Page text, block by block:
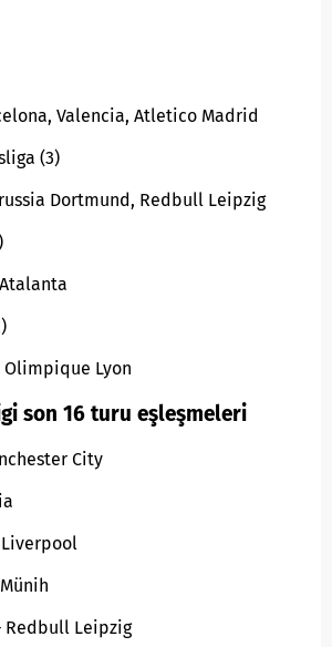
Valencia, Atletico Madrid
(3)
Dortmund, Redbull Leipzig
Olimpique Lyon
son 16 turu eşleşmeleri
City
Redbull Leipzig